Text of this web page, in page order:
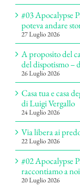
#03 Apocalypse
poteva andare
27 Luglio 2026
A proposito del
del dispotismo –
26 Luglio 2026
Casa tua e casa
di Luigi Vergallo
24 Luglio 2026
Via libera ai
22 Luglio 2026
#02 Apocalypse
raccontiamo a
20 Luglio 2026